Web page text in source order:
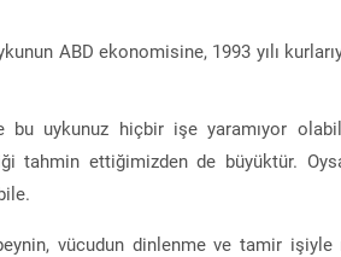
ABD ekonomisine, 1993 yılı
uykunuz hiçbir işe yaramıyor
tahmin ettiğimizden de büyüktür.
vücudun dinlenme ve tamir